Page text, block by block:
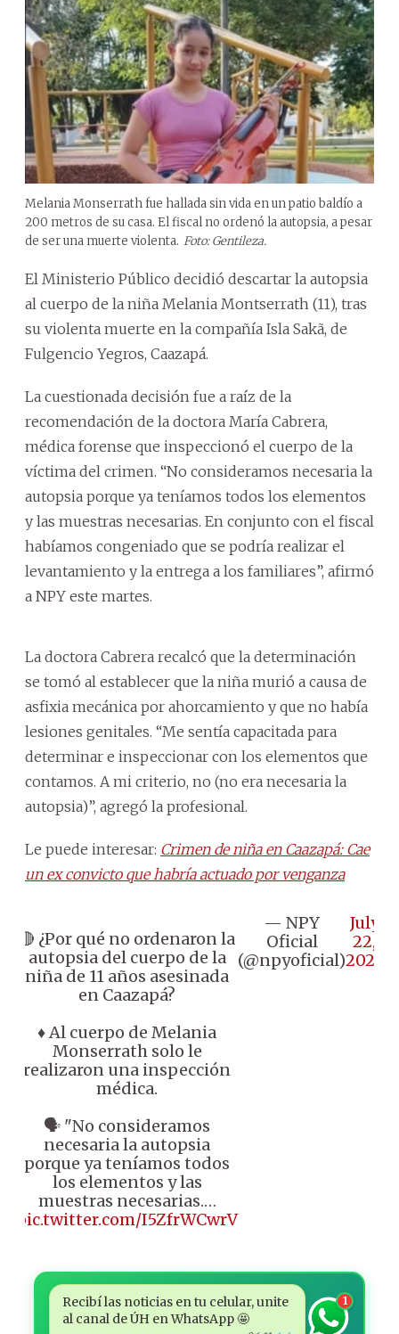
Melania Monserrath fue hallada sin vida en un patio baldío a
200 metros de su casa. El fiscal no ordenó la autopsia, a pesar
de ser una muerte violenta. Foto: Gentileza.
El Ministerio Público decidió descartar la autopsia
al cuerpo de la niña Melania Montserrath (11), tras
su violenta muerte en la compañía Isla Sakã, de
Fulgencio Yegros, Caazapá.
La cuestionada decisión fue a raíz de la
recomendación de la doctora María Cabrera,
médica forense que inspeccionó el cuerpo de la
víctima del crimen. “No consideramos necesaria la
autopsia porque ya teníamos todos los elementos
y las muestras necesarias. En conjunto con el fiscal
habíamos congeniado que se podría realizar el
levantamiento y la entrega a los familiares”, afirmó
a NPY este martes.
La doctora Cabrera recalcó que la determinación
se tomó al establecer que la niña murió a causa de
asfixia mecánica por ahorcamiento y que no había
lesiones genitales. “Me sentía capacitada para
determinar e inspeccionar con los elementos que
contamos. A mi criterio, no (no era necesaria la
autopsia)”, agregó la profesional.
Le puede interesar: Crimen de niña en Caazapá: Cae
un ex convicto que habría actuado por venganza
🔴 ¿Por qué no ordenaron la
autopsia del cuerpo de la
niña de 11 años asesinada
en Caazapá?
♦️ Al cuerpo de Melania
Monserrath solo le
realizaron una inspección
médica.
🗣️ "No consideramos
necesaria la autopsia
porque ya teníamos todos
los elementos y las
muestras necesarias.…
pic.twitter.com/I5ZfrWCwrV
— NPY
Oficial
(@npyoficial)
July
22,
2025
Recibí las noticias en tu celular, unite
al canal de ÚH en WhatsApp 🤩
1